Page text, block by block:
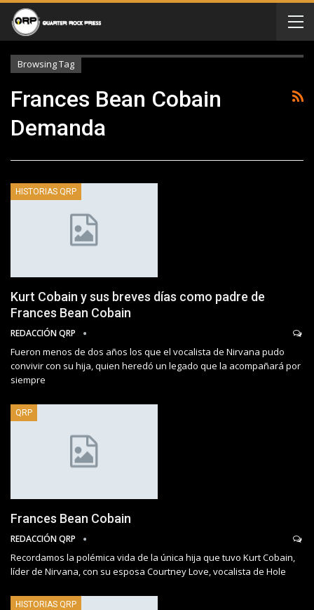
Browsing Tag
Frances Bean Cobain
Demanda
HISTORIAS QRP
Kurt Cobain y sus breves días como padre de
Frances Bean Cobain
REDACCIÓN QRP
Fueron menos de dos años los que el vocalista de Nirvana pudo
convivir con su hija, quien heredó un legado que la acompañará por
siempre
QRP
Frances Bean Cobain
REDACCIÓN QRP
Recordamos la polémica vida de la única hija que tuvo Kurt Cobain,
líder de Nirvana, con su esposa Courtney Love, vocalista de Hole
HISTORIAS QRP